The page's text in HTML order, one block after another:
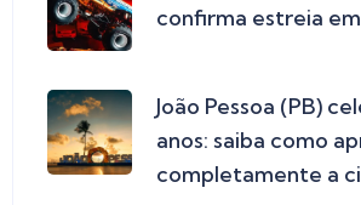
confirma estreia
João Pessoa (PB)
anos: saiba como
completamente a